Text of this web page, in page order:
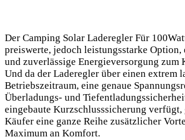
Der Camping⁢ Solar Laderegler Für
preiswerte, jedoch leistungsstarke Option,
und zuverlässige Energieversorgung‍ zum
Und da der​ Laderegler über‌ einen extrem
Betriebszeitraum, eine genaue
Überladungs- ⁢und
eingebaute Kurzschlusssicherung verfügt,
Käufer eine ganze Reihe zusätzlicher
Maximum an Komfort.